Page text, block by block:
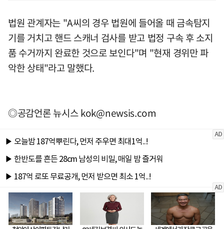
법원 관계자는 "A씨의 경우 법원에 들어올 때 금속탐지
기를 거치고 핸드 스캐너 검사를 받고 법정 구속 후 소지
품 수거까지 완료한 것으로 보인다"며 "현재 경위만 파
악한 상태"라고 말했다.
◎공감언론 뉴시스kok@newsis.com